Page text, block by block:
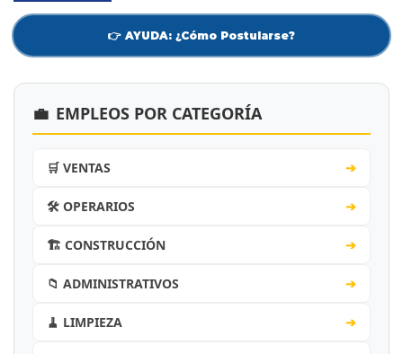
👉 AYUDA: ¿Cómo Postularse?
💼 EMPLEOS POR CATEGORÍA
🛒 VENTAS ➔
🛠️ OPERARIOS ➔
🏗️ CONSTRUCCIÓN ➔
📁 ADMINISTRATIVOS ➔
🧹 LIMPIEZA ➔